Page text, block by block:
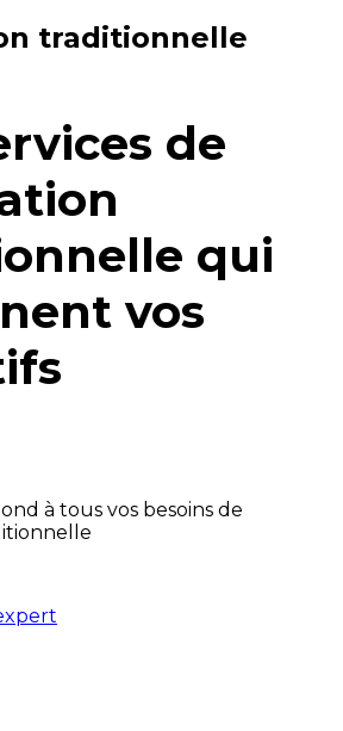
traditionnelle
de
qui
vos
à tous vos besoins de